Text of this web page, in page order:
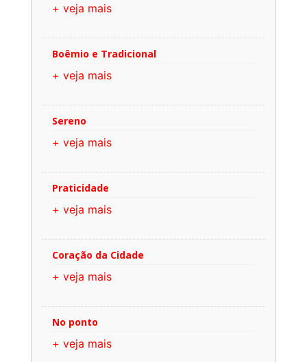
+ veja mais
Boêmio e Tradicional
+ veja mais
Sereno
+ veja mais
Praticidade
+ veja mais
Coração da Cidade
+ veja mais
No ponto
+ veja mais